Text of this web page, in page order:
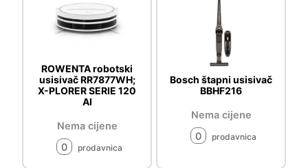
ROWENTA robotski
usisivač RR7877WH;
X-PLORER SERIE 120
AI
Nema cijene
0
prodavnica
Bosch štapni usisivač
BBHF216
Nema cijene
0
prodavnica